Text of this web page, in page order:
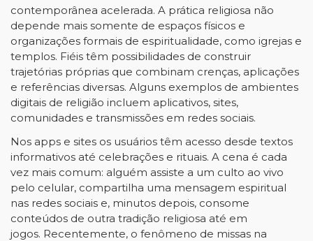
contemporânea acelerada. A prática religiosa não
depende mais somente de espaços físicos e
organizações formais de espiritualidade, como igrejas e
templos. Fiéis têm possibilidades de construir
trajetórias próprias que combinam crenças, aplicações
e referências diversas. Alguns exemplos de ambientes
digitais de religião incluem aplicativos, sites,
comunidades e transmissões em redes sociais.
Nos apps e sites os usuários têm acesso desde textos
informativos até celebrações e rituais. A cena é cada
vez mais comum: alguém assiste a um culto ao vivo
pelo celular, compartilha uma mensagem espiritual
nas redes sociais e, minutos depois, consome
conteúdos de outra tradição religiosa até em
jogos. Recentemente, o fenômeno de missas na